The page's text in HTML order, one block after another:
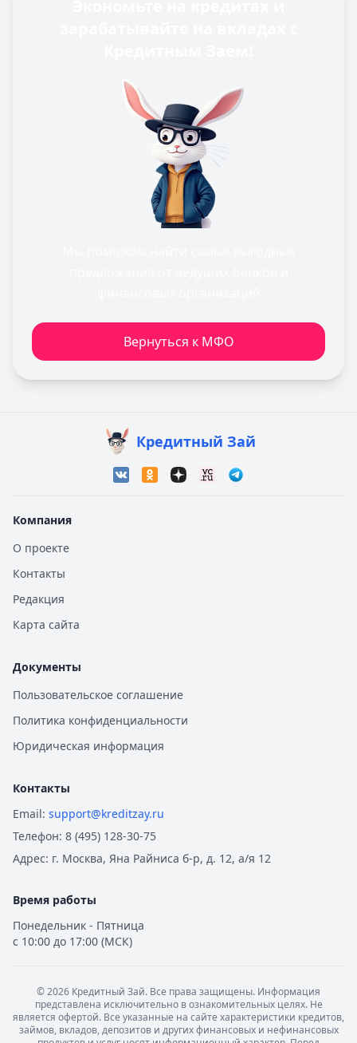
Вернуться к МФО
Кредитный Зай
Компания
О проекте
Контакты
Редакция
Карта сайта
Документы
Пользовательское соглашение
Политика конфиденциальности
Юридическая информация
Контакты
Email: support@kreditzay.ru
Телефон: 8 (495) 128-30-75
Адрес: г. Москва, Яна Райниса б-р, д. 12, а/я 12
Время работы
Понедельник - Пятница
с 10:00 до 17:00 (МСК)
©2026 Кредитный Зай. Все права защищены. Информация
представлена исключительно в ознакомительных целях. Не
является офертой. Все указанные на сайте характеристики кредитов,
займов, вкладов, депозитов и других финансовых и нефинансовых